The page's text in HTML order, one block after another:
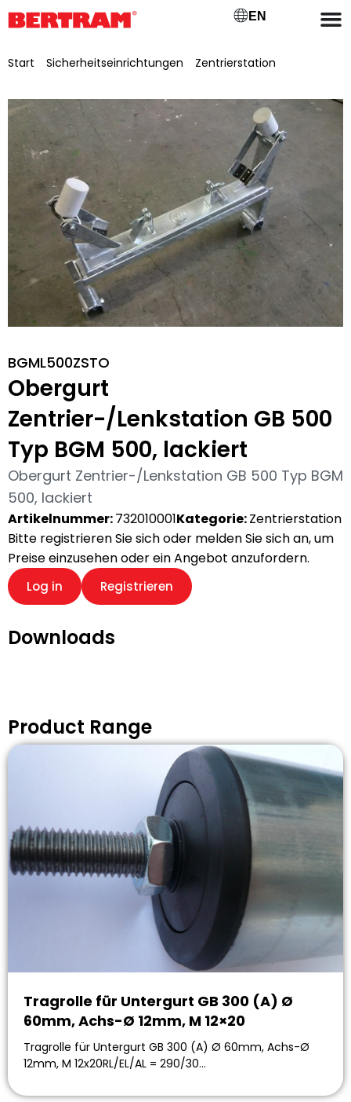
EN
Start Sicherheitseinrichtungen Zentrierstation
BGML500ZSTO
Obergurt
Zentrier-/Lenkstation GB 500
Typ BGM 500, lackiert
Obergurt Zentrier-/Lenkstation GB 500 Typ BGM
500, lackiert
Artikelnummer:732010001Kategorie:Zentrierstation
Bitte registrieren Sie sich oder melden Sie sich an, um
Preise einzusehen oder ein Angebot anzufordern.
Log in Registrieren
Downloads
Product Range
Tragrolle für Untergurt GB 300 (A) Ø
60mm, Achs-Ø 12mm, M 12×20
Tragrolle für Untergurt GB 300 (A) Ø 60mm, Achs-Ø
12mm, M 12x20RL/EL/AL = 290/30…